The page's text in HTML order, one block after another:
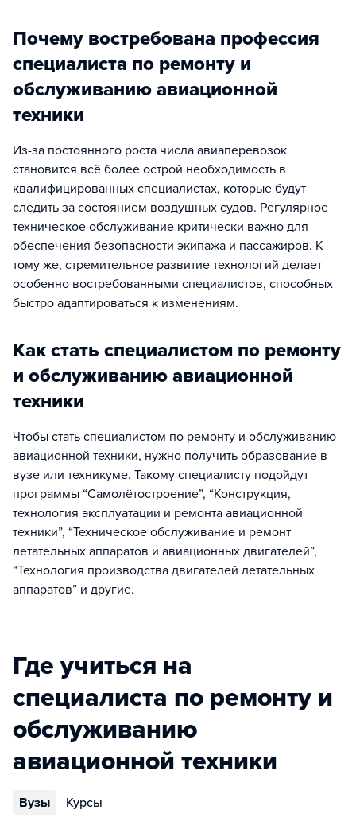
Почему востребована профессия
специалиста по ремонту и
обслуживанию авиационной
техники
Из-за постоянного роста числа авиаперевозок
становится всё более острой необходимость в
квалифицированных специалистах, которые будут
следить за состоянием воздушных судов. Регулярное
техническое обслуживание критически важно для
обеспечения безопасности экипажа и пассажиров. К
тому же, стремительное развитие технологий делает
особенно востребованными специалистов, способных
быстро адаптироваться к изменениям.
Как стать специалистом по ремонту
и обслуживанию авиационной
техники
Чтобы стать специалистом по ремонту и обслуживанию
авиационной техники, нужно получить образование в
вузе или техникуме. Такому специалисту подойдут
программы “Самолётостроение”, “Конструкция,
технология эксплуатации и ремонта авиационной
техники”, “Техническое обслуживание и ремонт
летательных аппаратов и авиационных двигателей”,
“Технология производства двигателей летательных
аппаратов” и другие.
Где учиться на
специалиста по ремонту и
обслуживанию
авиационной техники
Вузы Курсы